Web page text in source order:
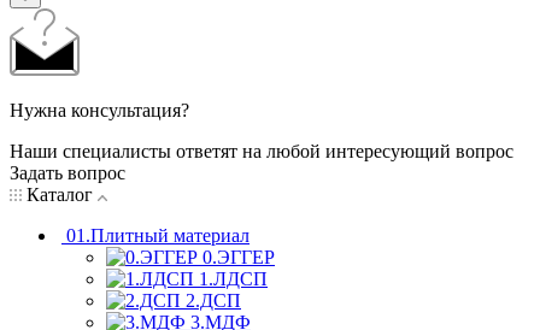
Нужна консультация?
Наши специалисты ответят на любой интересующий вопрос
Задать вопрос
Каталог
01.Плитный материал
0.ЭГГЕР
1.ЛДСП
2.ДСП
3.МДФ